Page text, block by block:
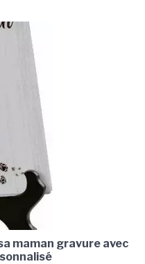
maman gravure avec